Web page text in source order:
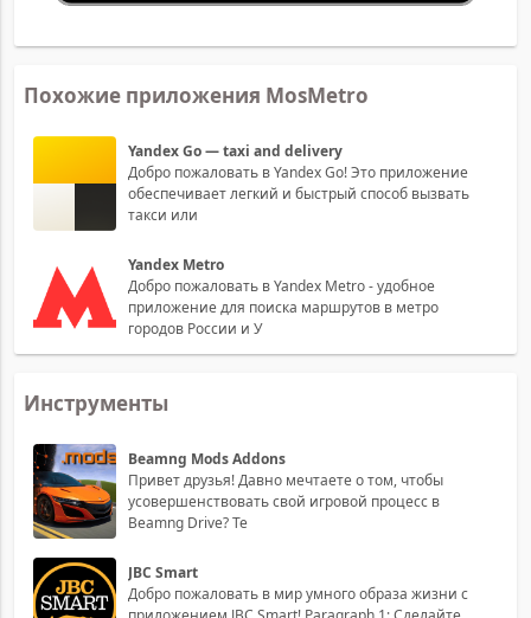
Похожие приложения MosMetro
Yandex Go — taxi and delivery
Добро пожаловать в Yandex Go! Это приложение
обеспечивает легкий и быстрый способ вызвать
такси или
Yandex Metro
Добро пожаловать в Yandex Metro - удобное
приложение для поиска маршрутов в метро
городов России и У
Инструменты
Beamng Mods Addons
Привет друзья! Давно мечтаете о том, чтобы
усовершенствовать свой игровой процесс в
Beamng Drive? Те
JBC Smart
Добро пожаловать в мир умного образа жизни с